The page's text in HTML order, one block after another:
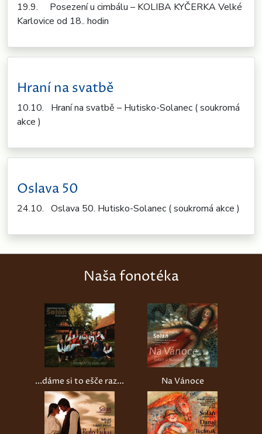
19.9. Posezení u cimbálu – KOLIBA KYČERKA Velké
Karlovice od 18.. hodin
Hraní na svatbě
10.10. Hraní na svatbě – Hutisko-Solanec ( soukromá
akce )
Oslava 50
24.10. Oslava 50. Hutisko-Solanec ( soukromá akce )
Naša fonotéka
...dáme si to ešče raz... Na Vánoce